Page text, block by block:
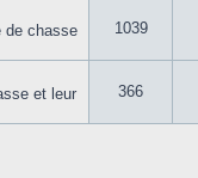
de chasse
1039
et leur
366